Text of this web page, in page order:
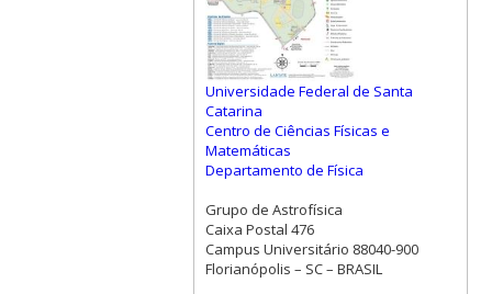
Universidade Federal de Santa
Catarina
Centro de Ciências Físicas e
Matemáticas
Departamento de Física
Grupo de Astrofísica
Caixa Postal 476
Campus Universitário 88040-900
Florianópolis – SC – BRASIL